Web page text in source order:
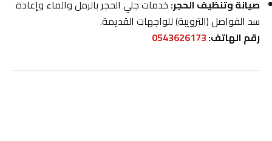
صيانة وتنظيف الحجر:خدمات جلي الحجر بالرمل والماء وإعادة
سد الفواصل (الترويبة) للواجهات القديمة.
رقم الهاتف:0543626173